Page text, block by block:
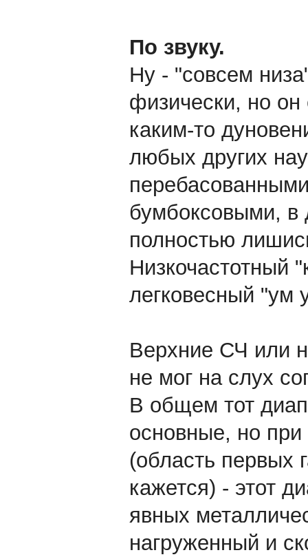
По звуку.
Ну - "совсем
физически, но
каким-то
любых других
бумбоксовыми, в
полностью
Низкочастотный
легковесный "ум
Верхние СЧ или
не мог на слух
В общем тот
основные, но
(область первых
кажется) - этот
явных
нагруженный и